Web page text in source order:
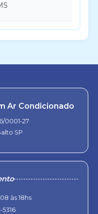
Ar Condicionado
0001-27
SP
às 18hs
5316